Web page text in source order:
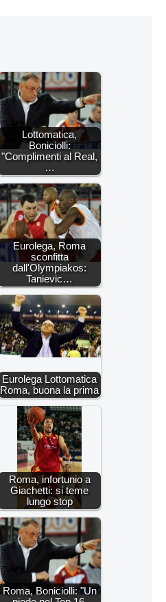
Lottomatica,
Boniciolli:
"Complimenti al Real,
…
Eurolega, Roma
sconfitta
dall'Olympiakos:
Tanievic…
Eurolega Lottomatica
Roma, buona la prima
Roma, infortunio a
Giachetti: si teme
lungo stop
Roma, Boniciolli: "Un